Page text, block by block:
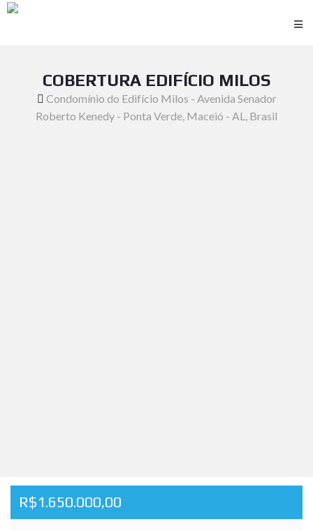
COBERTURA EDIFÍCIO MILOS
Condomínio do Edifício Milos - Avenida Senador
Roberto Kenedy - Ponta Verde, Maceió - AL, Brasil
R$1.650.000,00